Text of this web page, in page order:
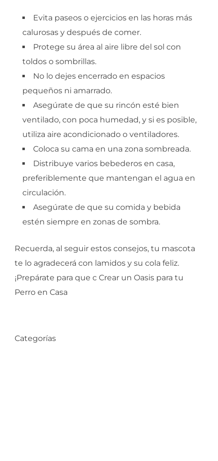
Evita paseos o ejercicios en las horas más
calurosas y después de comer.
Protege su área al aire libre del sol con
toldos o sombrillas.
No lo dejes encerrado en espacios
pequeños ni amarrado.
Asegúrate de que su rincón esté bien
ventilado, con poca humedad, y si es posible,
utiliza aire acondicionado o ventiladores.
Coloca su cama en una zona sombreada.
Distribuye varios bebederos en casa,
preferiblemente que mantengan el agua en
circulación.
Asegúrate de que su comida y bebida
estén siempre en zonas de sombra.
Recuerda, al seguir estos consejos, tu mascota
te lo agradecerá con lamidos y su cola feliz.
¡Prepárate para que c Crear un Oasis para tu
Perro en Casa
Categorías